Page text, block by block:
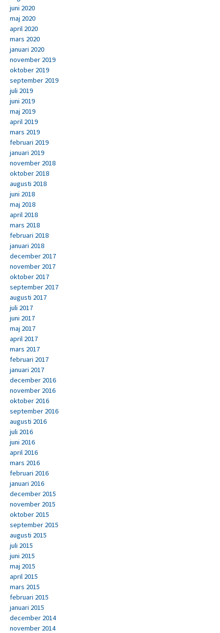
juni 2020
maj 2020
april 2020
mars 2020
januari 2020
november 2019
oktober 2019
september 2019
juli 2019
juni 2019
maj 2019
april 2019
mars 2019
februari 2019
januari 2019
november 2018
oktober 2018
augusti 2018
juni 2018
maj 2018
april 2018
mars 2018
februari 2018
januari 2018
december 2017
november 2017
oktober 2017
september 2017
augusti 2017
juli 2017
juni 2017
maj 2017
april 2017
mars 2017
februari 2017
januari 2017
december 2016
november 2016
oktober 2016
september 2016
augusti 2016
juli 2016
juni 2016
april 2016
mars 2016
februari 2016
januari 2016
december 2015
november 2015
oktober 2015
september 2015
augusti 2015
juli 2015
juni 2015
maj 2015
april 2015
mars 2015
februari 2015
januari 2015
december 2014
november 2014